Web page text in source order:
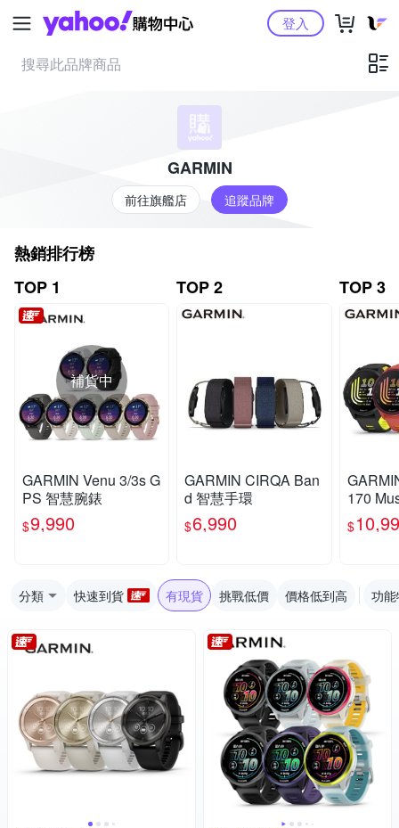
Yahoo購物中心登入
GARMIN
前往旗艦店 追蹤品牌
熱銷排行榜
TOP 1
補貨中
GARMIN Venu 3/3s G
PS 智慧腕錶
$9,990
TOP 2
GARMIN CIRQA Ban
d 智慧手環
$6,990
TOP 3
170
S智慧
$
分類 快速到貨 有現貨 挑戰低價 價格低到高 功